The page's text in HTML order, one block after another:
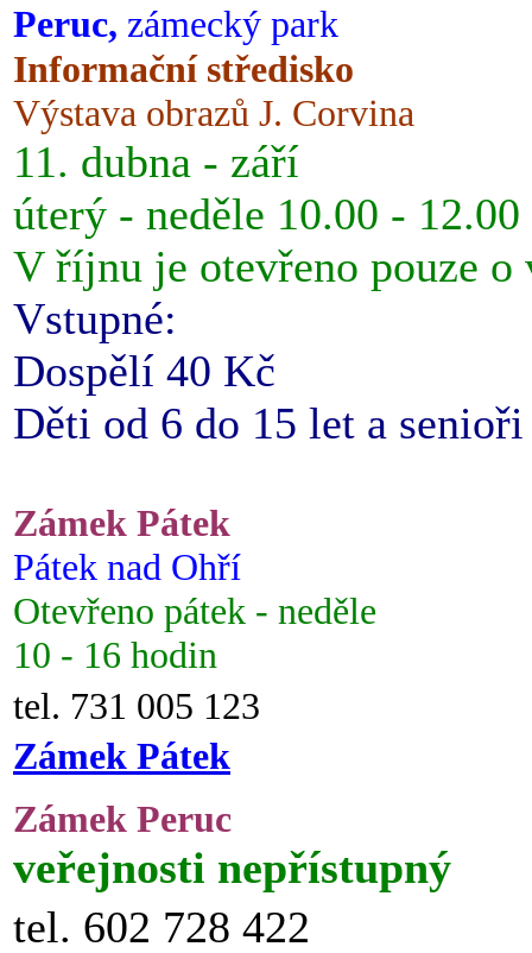
Peruc, zámecký park
Informační středisko
Výstava obrazů J. Corvina
11. dubna - září
úterý - neděle 10.00 -
V říjnu je otevřeno pouze o
Vstupné:
Dospělí 40 Kč
Děti od 6 do 15 let a
Zámek Pátek
Pátek nad Ohří
Otevřeno pátek - neděle
10 - 16 hodin
tel. 731 005 123
Zámek Pátek
Zámek Peruc
veřejnosti nepřístupný
tel. 602 728 422